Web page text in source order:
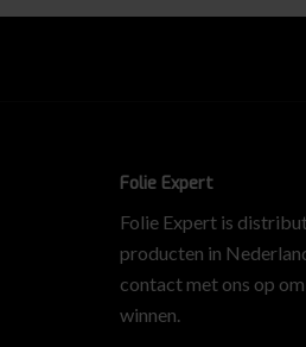
Folie Expert
Folie Expert is
producten in
contact met ons op
winnen.